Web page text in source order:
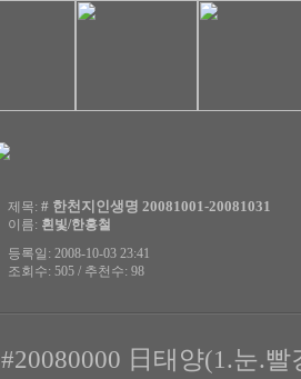
제목: # 한천지인생명 20081001-20081031
이름: 흰빛/한홍철
등록일: 2008-10-03 23:41
조회수: 505 / 추천수: 98
#20080000 日태양(1.눈.빨